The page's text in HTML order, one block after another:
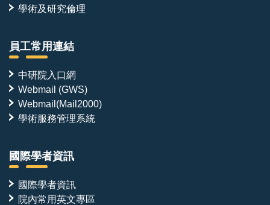
學術及研究倫理
員工常用連結
中研院入口網
Webmail (GWS)
Webmail(Mail2000)
學術服務管理系統
國際學者資訊
國際學者資訊
院內常用英文專區